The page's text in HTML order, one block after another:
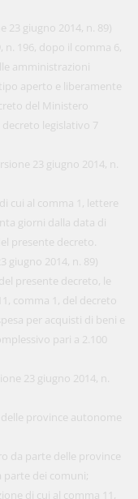
23 giugno 2014, n. 89)
n. 196, dopo il comma 6,
amministrazioni
aperto e liberamente
del Ministero
legislativo 7
23 giugno 2014, n.
cui al comma 1, lettere
giorni dalla data di
presente decreto.
giugno 2014, n. 89)
presente decreto, le
comma 1, del decreto
per acquisti di beni e
pari a 2.100
23 giugno 2014, n.
province autonome
da parte delle province
dei comuni;
di cui al comma 11,